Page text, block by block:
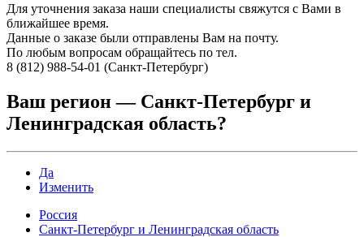
Для уточнения заказа наши специалисты свяжутся с Вами в
ближайшее время.
Данные о заказе были отправлены Вам на почту.
По любым вопросам обращайтесь по тел.
8 (812) 988-54-01 (Санкт-Петербург)
Ваш регион — Санкт-Петербург и
Ленинградская область?
Да
Изменить
Россия
Санкт-Петербург и Ленинградская область